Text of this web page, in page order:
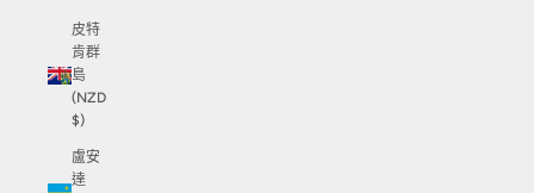
皮特
肯群
島
(NZD
$)
盧安
達